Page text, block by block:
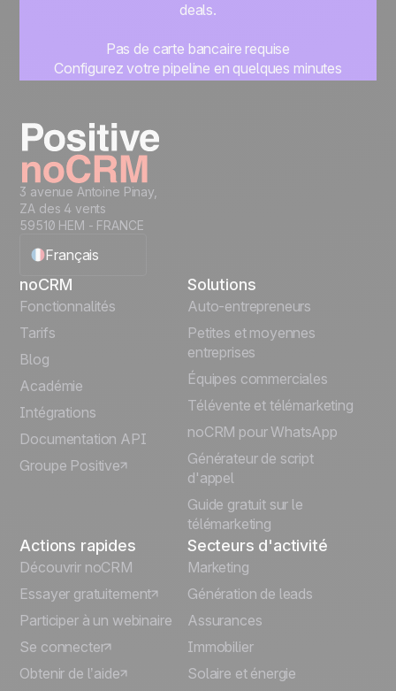
deals.
Pas de carte bancaire requise
Configurez votre pipeline en quelques minutes
3 avenue Antoine Pinay,
ZA des 4 vents
59510 HEM - FRANCE
Français
English
Português
Italiano
Deutsch
noCRM
Fonctionnalités
Tarifs
Blog
Académie
Intégrations
Documentation API
Groupe Positive
Solutions
Auto-entrepreneurs
Petites et moyennes
entreprises
Équipes commerciales
Télévente et télémarketing
noCRM pour WhatsApp
Générateur de script
d'appel
Guide gratuit sur le
télémarketing
Actions rapides
Découvrir noCRM
Essayer gratuitement
Participer à un webinaire
Se connecter
Obtenir de l’aide
Secteurs d'activité
Marketing
Génération de leads
Assurances
Immobilier
Solaire et énergie